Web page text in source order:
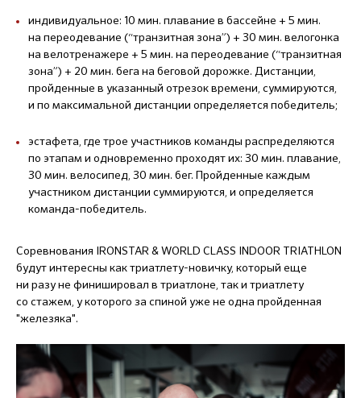
индивидуальное: 10 мин. плавание в бассейне + 5 мин.
на переодевание (“транзитная зона”) + 30 мин. велогонка
на велотренажере + 5 мин. на переодевание (“транзитная
зона”) + 20 мин. бега на беговой дорожке. Дистанции,
пройденные в указанный отрезок времени, суммируются,
и по максимальной дистанции определяется победитель;
эстафета, где трое участников команды распределяются
по этапам и одновременно проходят их: 30 мин. плавание,
30 мин. велосипед, 30 мин. бег. Пройденные каждым
участником дистанции суммируются, и определяется
команда-победитель.
Соревнования IRONSTAR & WORLD CLASS INDOOR TRIATHLON
будут интересны как триатлету-новичку, который еще
ни разу не финишировал в триатлоне, так и триатлету
со стажем, у которого за спиной уже не одна пройденная
"железяка".